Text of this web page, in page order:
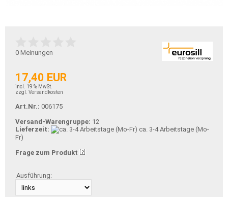
0 Meinungen
17,40 EUR
incl. 19 % MwSt.
zzgl. Versandkosten
Art.Nr.: 006175
Versand-Warengruppe: 12
Lieferzeit:
ca. 3-4 Arbeitstage (Mo-
Fr)
Frage zum Produkt
Ausführung: